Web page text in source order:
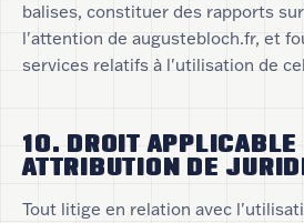
balises, constituer des rapports
l'attention de augustebloch.fr, et
services relatifs à l'utilisation de
10. DROIT APPLICABLE
ATTRIBUTION DE
Tout litige en relation avec